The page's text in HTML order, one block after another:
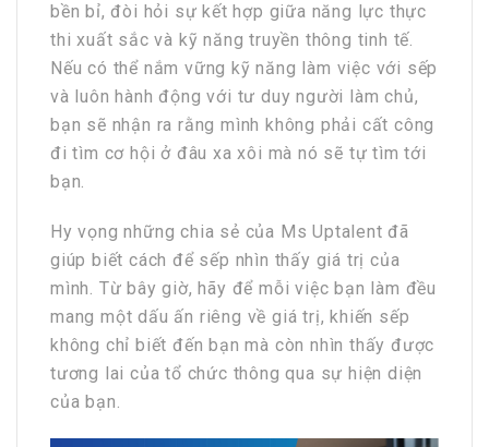
bền bỉ, đòi hỏi sự kết hợp giữa năng lực thực
thi xuất sắc và kỹ năng truyền thông tinh tế.
Nếu có thể nắm vững kỹ năng làm việc với sếp
và luôn hành động với tư duy người làm chủ,
bạn sẽ nhận ra rằng mình không phải cất công
đi tìm cơ hội ở đâu xa xôi mà nó sẽ tự tìm tới
bạn.
Hy vọng những chia sẻ của Ms Uptalent đã
giúp biết cách để sếp nhìn thấy giá trị của
mình. Từ bây giờ, hãy để mỗi việc bạn làm đều
mang một dấu ấn riêng về giá trị, khiến sếp
không chỉ biết đến bạn mà còn nhìn thấy được
tương lai của tổ chức thông qua sự hiện diện
của bạn.